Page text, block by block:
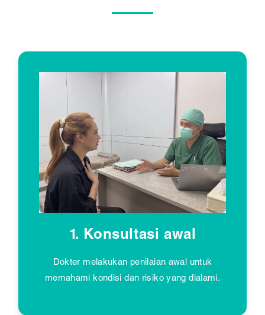
1. Konsultasi awal
Dokter melakukan penilaian awal untuk
memahami kondisi dan risiko yang dialami.